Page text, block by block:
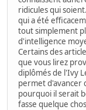
ridicules qui
qui a été
tout simplement
d'intelligence
Certains des
que vous lirez
diplômés de l'Ivy
permet d'avancer
pourquoi il serait
fasse quelque